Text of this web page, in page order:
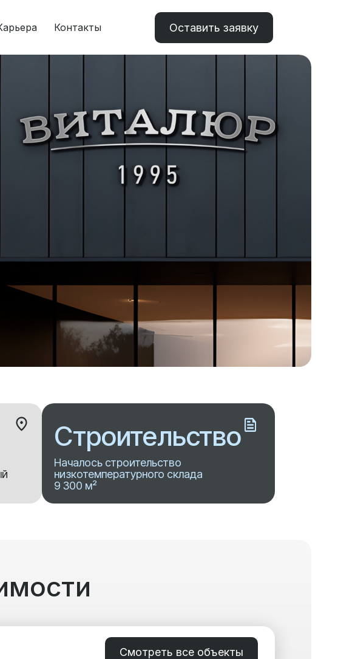
Контакты Оставить заявку
Строительство
Началось строительство
низкотемпературного склада
9 300 м²
Смотреть все объекты